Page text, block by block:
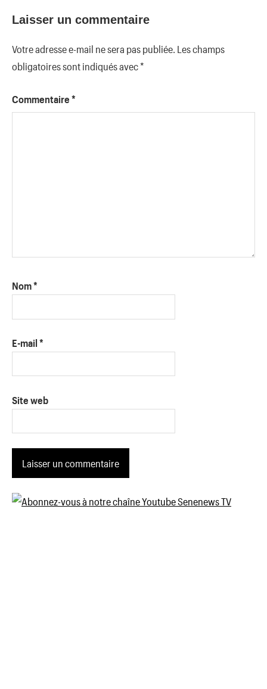
Laisser un commentaire
Votre adresse e-mail ne sera pas publiée. Les champs
obligatoires sont indiqués avec*
Commentaire *
Nom*
E-mail *
Site web